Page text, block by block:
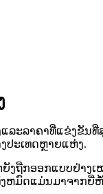
ລະລາຄາທີ່ແຂ່ງຂັນ
ປະ​ເທດ​ຫຼາຍ​ແຫ່ງ.
ຖືກອອກແບບຢ່າງ
ງຫມົດແມ່ນມາຈາກ